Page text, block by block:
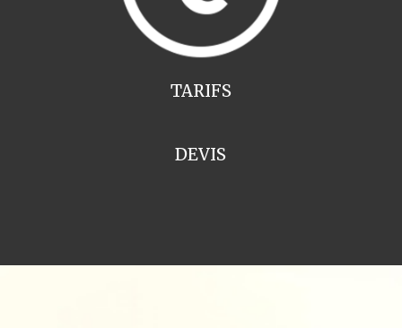
TARIFS
DEVIS